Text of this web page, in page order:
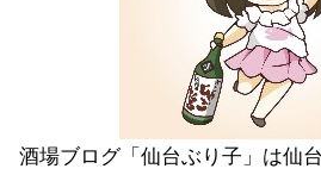
酒場ブログ「仙台ぶり子」は仙